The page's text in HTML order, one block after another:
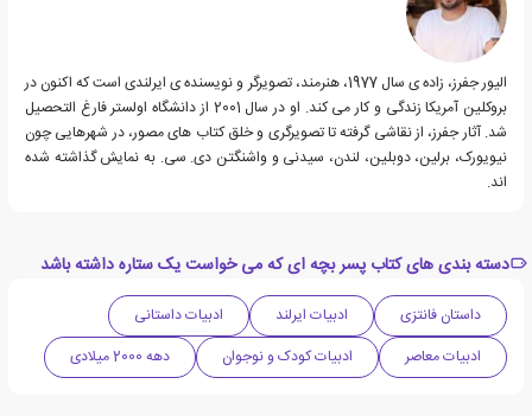
الیور جفرز، زاده ی سال 1977، هنرمند، تصویرگر و نویسنده ی ایرلندی است که اکنون در
بروکلین آمریکا زندگی و کار می کند. او در سال 2001 از دانشگاه اولستر فارغ التحصیل
شد. آثار جفرز، از نقاشی گرفته تا تصویرگری و خلق کتاب های مصور، در شهرهایی چون
نیویورک، برلین، دوبلین، لندن، سیدنی و واشنگتن دی. سی. به نمایش گذاشته شده
اند.
دسته بندی های کتاب پسر بچه ای که می خواست یک ستاره داشته باشد
داستان فانتزی ادبیات ایرلند
ادبیات داستانی
ادبیات معاصر
ادبیات کودک و نوجوان دهه 2000 میلادی